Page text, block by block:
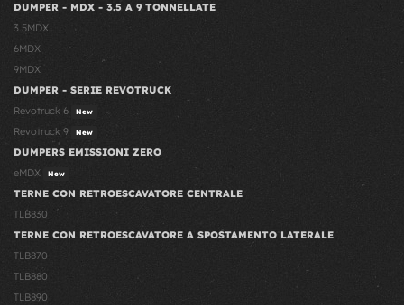
DUMPER - MDX - 3.5 A 9 TONNELLATE
3.5MDX
6MDX
9MDX
DUMPER - SERIE REVOTRUCK
Revotruck 6
New
Revotruck 9 New
DUMPERS EMISSIONI ZERO
eMDX
New
TERNE CON RETROESCAVATORE CENTRALE
TLB830
TERNE CON RETROESCAVATORE A SPOSTAMENTO LATERALE
TLB870
TLB880
TLB890